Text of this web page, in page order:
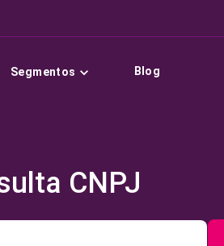
Segmentos Blog
CNPJ